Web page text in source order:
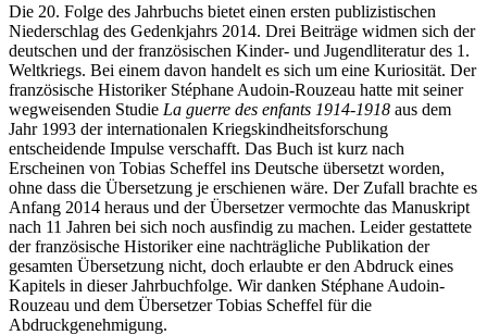
Die 20. Folge des Jahrbuchs bietet einen ersten publizistischen
Niederschlag des Gedenkjahrs 2014. Drei Beiträge widmen sich der
deutschen und der französischen Kinder- und Jugendliteratur des 1.
Weltkriegs. Bei einem davon handelt es sich um eine Kuriosität. Der
französische Historiker Stéphane Audoin-Rouzeau hatte mit seiner
wegweisenden Studie La guerre des enfants 1914-1918 aus dem
Jahr 1993 der internationalen Kriegskindheitsforschung
entscheidende Impulse verschafft. Das Buch ist kurz nach
Erscheinen von Tobias Scheffel ins Deutsche übersetzt worden,
ohne dass die Übersetzung je erschienen wäre. Der Zufall brachte es
Anfang 2014 heraus und der Übersetzer vermochte das Manuskript
nach 11 Jahren bei sich noch ausfindig zu machen. Leider gestattete
der französische Historiker eine nachträgliche Publikation der
gesamten Übersetzung nicht, doch erlaubte er den Abdruck eines
Kapitels in dieser Jahrbuchfolge. Wir danken Stéphane Audoin-
Rouzeau und dem Übersetzer Tobias Scheffel für die
Abdruckgenehmigung.